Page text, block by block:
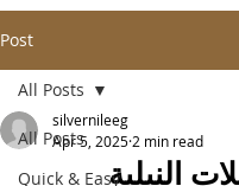
Post
All Posts
Quick & Easy
All Posts
النيلية
silvernileeg
Apr 5, 2025 2 min read